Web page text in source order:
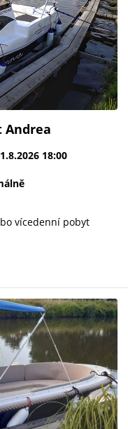
Andrea
18:00
vícedenní pobyt